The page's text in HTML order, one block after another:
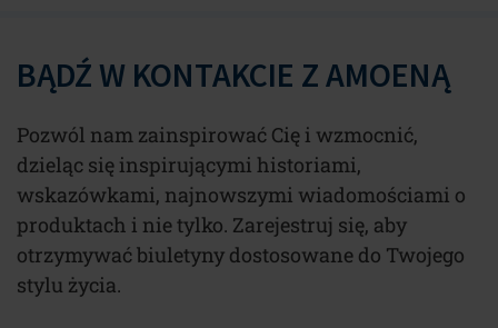
BĄDŹ W KONTAKCIE Z AMOENĄ
Pozwól nam zainspirować Cię i wzmocnić,
dzieląc się inspirującymi historiami,
wskazówkami, najnowszymi wiadomościami o
produktach i nie tylko. Zarejestruj się, aby
otrzymywać biuletyny dostosowane do Twojego
stylu życia.